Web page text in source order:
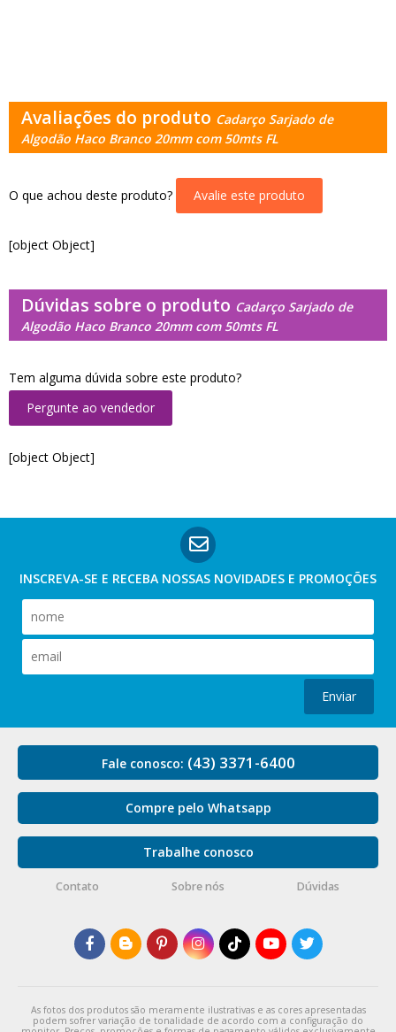
Avaliações do produto Cadarço Sarjado de
Algodão Haco Branco 20mm com 50mts FL
O que achou deste produto? Avalie este produto
[object Object]
Dúvidas sobre o produto Cadarço Sarjado de
Algodão Haco Branco 20mm com 50mts FL
Tem alguma dúvida sobre este produto?
Pergunte ao vendedor
[object Object]
INSCREVA-SE E RECEBA NOSSAS NOVIDADES E PROMOÇÕES
Enviar
Fale conosco: (43) 3371-6400
Compre pelo Whatsapp
Trabalhe conosco
Contato Sobre nós Dúvidas
As fotos dos produtos são meramente ilustrativas e as cores apresentadas
podem sofrer variação de tonalidade de acordo com a configuração do